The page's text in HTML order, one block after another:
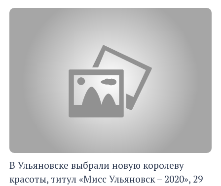
В Ульяновске выбрали новую королеву
красоты, титул «Мисс Ульяновск – 2020», 29